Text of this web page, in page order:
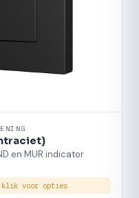
en MUR indicator
klik voor opties